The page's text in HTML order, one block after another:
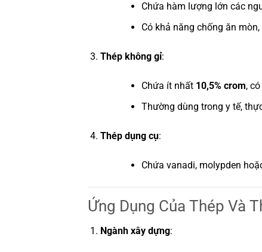
Chứa hàm lượng lớn các
Có khả năng chống ăn
Thép không gỉ:
Chứa ít nhất 10,5% crom,
Thường dùng trong y tế,
Thép dụng cụ:
Chứa vanadi, molypden
Ứng Dụng Của Thép Và
Ngành xây dựng: